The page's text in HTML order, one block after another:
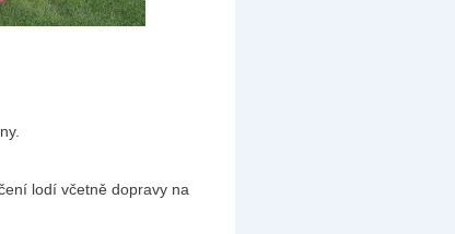
lodí včetně dopravy na